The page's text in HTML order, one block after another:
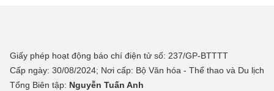
Giấy phép hoạt động báo chí điện tử số: 237/GP-BTTTT
Cấp ngày: 30/08/2024; Nơi cấp: Bộ Văn hóa - Thể thao và Du lịch
Tổng Biên tập: Nguyễn Tuấn Anh